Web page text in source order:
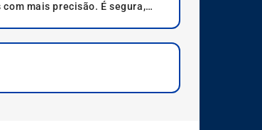
mais precisão. É segura,